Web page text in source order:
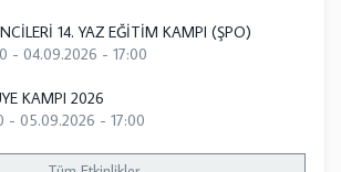
14. YAZ EĞİTİM KAMPI (ŞPO)
- 04.09.2026 - 17:00
KAMPI 2026
- 05.09.2026 - 17:00